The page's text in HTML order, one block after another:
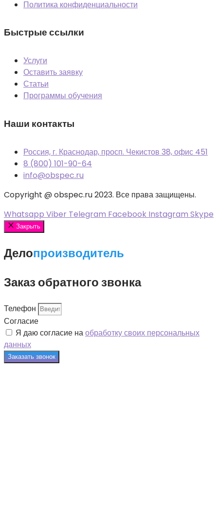
Политика конфиденциальности
Быстрые ссылки
Услуги
Оставить заявку
Статьи
Программы обучения
Наши контакты
Россия, г. Краснодар, просп. Чекистов 38, офис 451
8 (800) 101-90-64
info@obspec.ru
Copyright @ obspec.ru 2023. Все права защищены.
Whatsapp Viber Telegram Facebook Instagram Skype
Закрыть
Делопроизводитель
Заказ обратного звонка
Телефон
Согласие
Я даю согласие наобработку своих персональных
данных
Заказать звонок